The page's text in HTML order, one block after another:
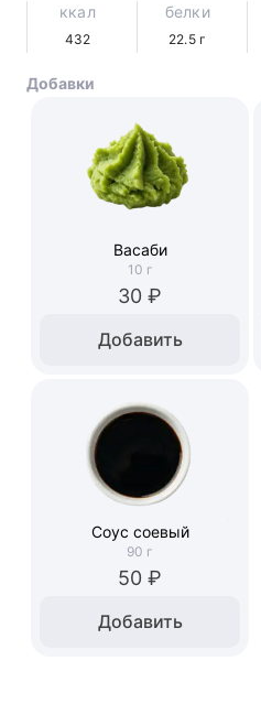
ккал
432
белки
22.5г
Добавки
Васаби
10 г
30 ₽
Добавить
Соус соевый
90 г
50 ₽
Добавить